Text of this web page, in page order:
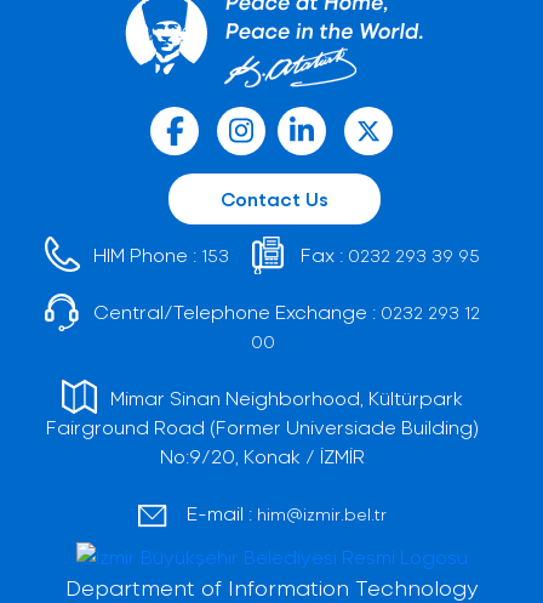
Contact Us
HIM Phone : 153 Fax : 0232 293 39 95
Central/Telephone Exchange : 0232 293 12
00
Mimar Sinan Neighborhood, Kültürpark
Fairground Road (Former Universiade Building)
No:9/20, Konak / İZMİR
E-mail : him@izmir.bel.tr
Department of Information Technology